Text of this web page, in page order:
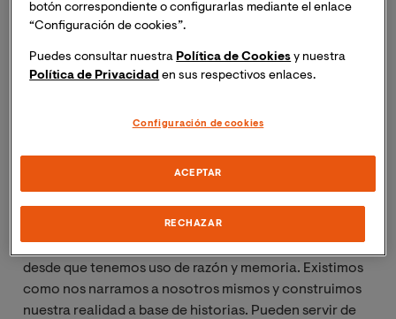
Videonoticia Eduardo Jordá VIU
Contar historias es una característica que nos define
desde que tenemos uso de razón y memoria. Existimos
como nos narramos a nosotros mismos y construimos
nuestra realidad a base de historias. Pueden servir de
botón correspondiente o configurarlas mediante el enlace
“Configuración de cookies”.
Puedes consultar nuestra Política de Cookies y nuestra
Política de Privacidad en sus respectivos enlaces.
Configuración de cookies
RECHAZAR
ACEPTAR